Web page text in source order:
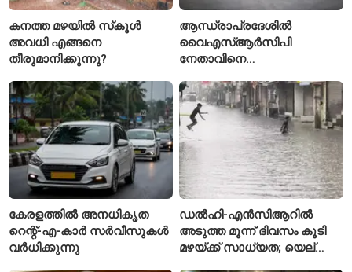
കനത്ത മഴയിൽ സ്‌കൂൾ
അവധി എങ്ങനെ
തീരുമാനിക്കുന്നു?
ആന്ധ്രാപ്രദേശിൽ
വൈഎസ്ആർസിപി
നേതാവിനെ
അന്വേഷണം ആരംഭിച്ച്
പൊലീസ്
കേരളത്തിൽ അനധികൃത
റെന്റ്-എ-കാർ സർവീസുകൾ
വർധിക്കുന്നു
ഡൽഹി-എൻസിആറിൽ
അടുത്ത മൂന്ന് ദിവസം കൂടി
മഴയ്ക്ക് സാധ്യത; യെല്ലോ